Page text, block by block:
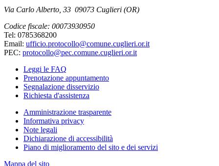
Via Carlo Alberto, 33 09073 Cuglieri (OR)
Codice fiscale: 00073930950
Tel: 0785368200
Email: ufficio.protocollo@comune.cuglieri.or.it
PEC: protocollo@pec.comune.cuglieri.or.it
Leggi le FAQ
Prenotazione appuntamento
Segnalazione disservizio
Richiesta d'assistenza
Amministrazione trasparente
Informativa privacy
Note legali
Dichiarazione di accessibilità
Piano di miglioramento del sito e dei servizi
Mappa del sito